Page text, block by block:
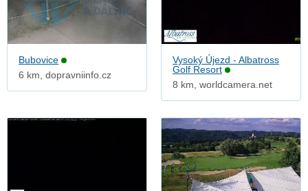
Bubovice
6 km, dopravniinfo.cz
Vysoký Újezd - Albatross
Golf Resort
8 km, worldcamera.net